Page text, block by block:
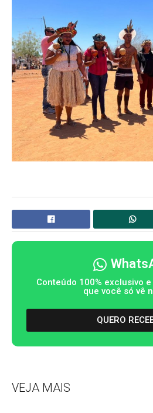
Conteúdo 100% exclusivo
que você só vê
QUERO
VEJA MAIS